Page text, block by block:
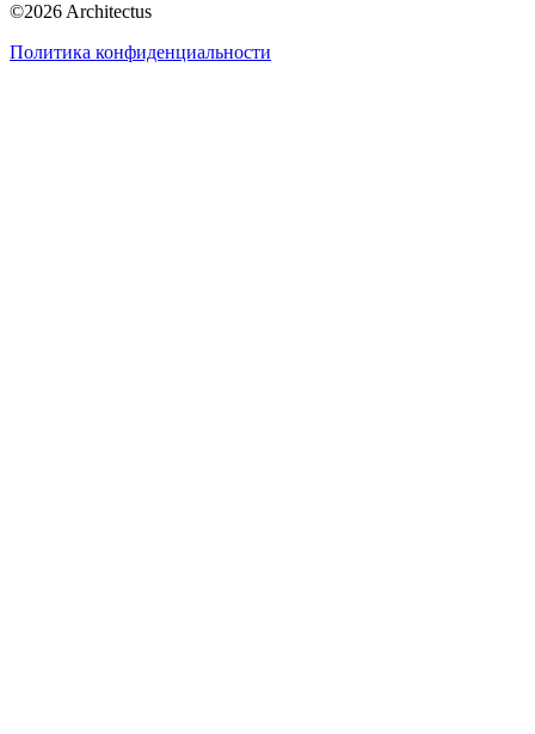
©2026 Architectus
Политика конфиденциальности